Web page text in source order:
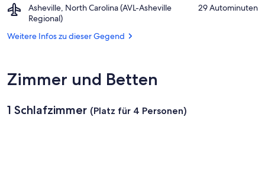
Estate
Asheville, North Carolina (AVL-Asheville
Regional)
Airport,
Asheville,
Carolina
‪29 Autominuten‬
Weitere Infos zu dieser Gegend
Zimmer und Betten
1 Schlafzimmer (Platz für 4 Personen)